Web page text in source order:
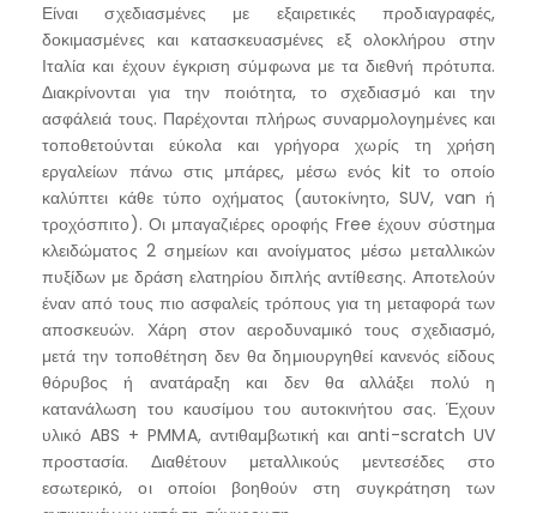
Είναι σχεδιασμένες με εξαιρετικές προδιαγραφές,
δοκιμασμένες και κατασκευασμένες εξ ολοκλήρου στην
Ιταλία και έχουν έγκριση σύμφωνα με τα διεθνή πρότυπα.
Διακρίνονται για την ποιότητα, το σχεδιασμό και την
ασφάλειά τους. Παρέχονται πλήρως συναρμολογημένες και
τοποθετούνται εύκολα και γρήγορα χωρίς τη χρήση
εργαλείων πάνω στις μπάρες, μέσω ενός kit το οποίο
καλύπτει κάθε τύπο οχήματος (αυτοκίνητο, SUV, van ή
τροχόσπιτο). Οι μπαγαζιέρες οροφής Free έχουν σύστημα
κλειδώματος 2 σημείων και ανοίγματος μέσω μεταλλικών
πυξίδων με δράση ελατηρίου διπλής αντίθεσης. Αποτελούν
έναν από τους πιο ασφαλείς τρόπους για τη μεταφορά των
αποσκευών. Χάρη στον αεροδυναμικό τους σχεδιασμό,
μετά την τοποθέτηση δεν θα δημιουργηθεί κανενός είδους
θόρυβος ή ανατάραξη και δεν θα αλλάξει πολύ η
κατανάλωση του καυσίμου του αυτοκινήτου σας. Έχουν
υλικό ABS + PMMA, αντιθαμβωτική και anti-scratch UV
προστασία. Διαθέτουν μεταλλικούς μεντεσέδες στο
εσωτερικό, οι οποίοι βοηθούν στη συγκράτηση των